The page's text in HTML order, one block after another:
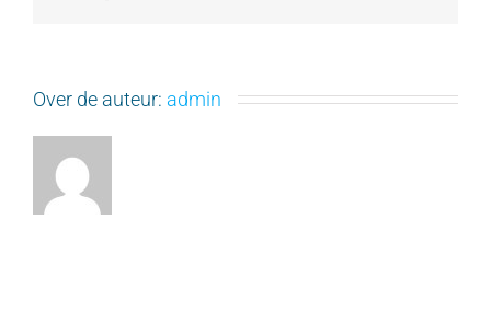
Over de auteur: admin